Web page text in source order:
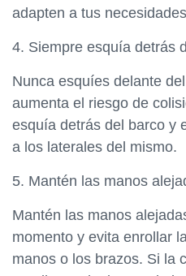
adapten a tus
4. Siempre esquía detrás
Nunca esquíes delante
aumenta el riesgo de
esquía detrás del barco y
a los laterales del mismo.
5. Mantén las manos
Mantén las manos
momento y evita enrollar
manos o los brazos. Si la